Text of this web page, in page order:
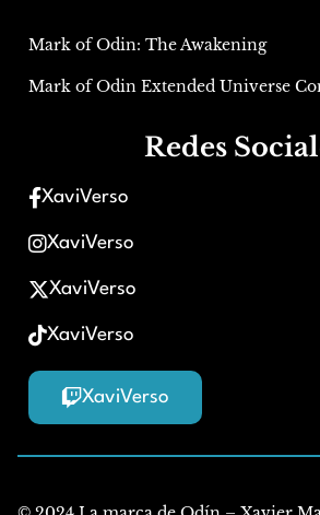
Mark of Odin: The Awakening
Mark of Odin Extended Universe
Redes
XaviVerso
XaviVerso
XaviVerso
XaviVerso
XaviVerso